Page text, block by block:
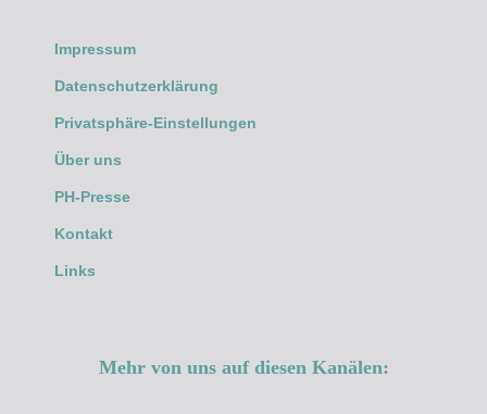
Impressum
Datenschutzerklärung
Privatsphäre-Einstellungen
Über uns
PH-Presse
Kontakt
Links
Mehr von uns auf diesen Kanälen: